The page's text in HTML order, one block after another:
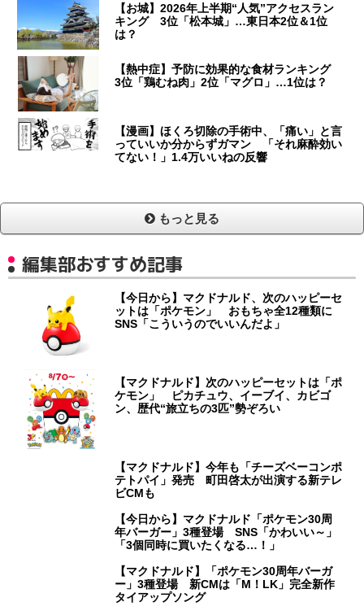
【お城】2026年上半期“人気”アクセスラン
キング 3位「松本城」…東日本2位＆1位
は？
【熱中症】予防に効果的な食材ランキング
3位「鶏むね肉」2位「マグロ」…1位は？
【漫画】ほくろ切除の手術中、「痛い」と言
っていいか分からずガマン 「それ麻酔効い
てない！」1.4万いいねの反響
もっと見る
編集部おすすめ記事
【今日から】マクドナルド、次のハッピーセ
ットは「ポケモン」 おもちゃ全12種類に
SNS「こういうのでいいんだよ」
【マクドナルド】次のハッピーセットは「ポ
ケモン」 ピカチュウ、イーブイ、カビゴ
ン、歴代“旅立ちの3匹”勢ぞろい
【マクドナルド】今年も「チーズベーコンポ
テトパイ」発売 町田啓太が出演する新テレ
ビCMも
【今日から】マクドナルド「ポケモン30周
年バーガー」3種登場 SNS「かわいい～」
「3個同時に買いたくなる…！」
【マクドナルド】「ポケモン30周年バーガ
ー」3種登場 新CMは「M！LK」完全新作
タイアップソング